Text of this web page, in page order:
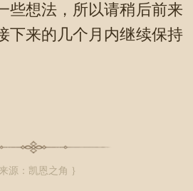
些想法，所以请稍后前来
下来的几个月内继续保持
源：凯恩之角 }